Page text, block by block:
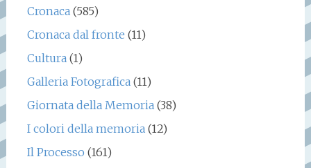
Cronaca(585)
Cronaca dal fronte (11)
Cultura(1)
Galleria Fotografica(11)
Giornata della Memoria(38)
I colori della memoria(12)
Il Processo (161)